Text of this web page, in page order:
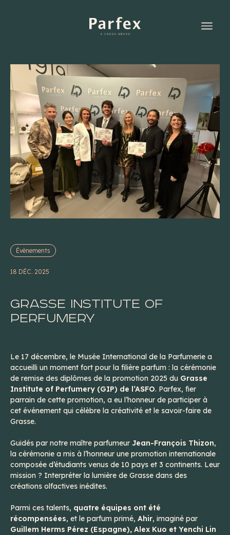
Évènements
18 DÉC. 2025
Grasse Institute of
Perfumery
Le 17 décembre, le Musée International de la Parfumerie a
accueilli un moment fort pour la filière parfum : la cérémonie
de remise des diplômes de la promotion 2025 du Grasse
Institute of Perfumery (GIP) de l’ASFO. Parfex, fier
parrain de cette promotion, a eu l’honneur de participer à
cet événement qui célèbre la créativité et le savoir-faire de
Grasse.
Guidés par notre maître parfumeur Jean-François Thizon,
la cérémonie a mis à l’honneur une promotion internationale
composée d’étudiants venus de 10 pays et 3 continents. Leur
mission ? Interpréter la lumière de Grasse dans des
créations olfactives inédites.
Parmi ces talents, quatre équipes ont été
récompensées, et le parfum primé, Ahir, imaginé par
Guillem Herms Pérez (Espagne), Alex Kuo et Yenchi Lin